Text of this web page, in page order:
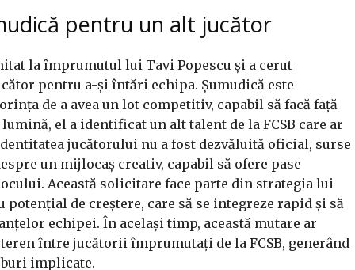
pentru un alt jucător
la împrumutul lui Tavi Popescu și a cerut
pentru a-și întări echipa. Șumudică este
de a avea un lot competitiv, capabil să facă față
el a identificat un alt talent de la FCSB care ar
jucătorului nu a fost dezvăluită oficial, surse
un mijlocaș creativ, capabil să ofere pase
Această solicitare face parte din strategia lui
de creștere, care să se integreze rapid și să
echipei. În același timp, această mutare ar
între jucătorii împrumutați de la FCSB, generând
implicate.